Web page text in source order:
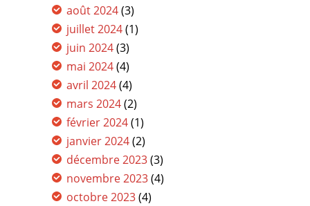
août 2024(3)
juillet 2024(1)
juin 2024(3)
mai 2024(4)
avril 2024(4)
mars 2024(2)
février 2024(1)
janvier 2024(2)
décembre 2023(3)
novembre 2023(4)
octobre 2023(4)